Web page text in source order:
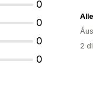
0
0
0
0
2